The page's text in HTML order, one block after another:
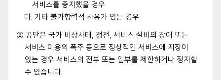
서비스를 중지했을 경우
다. 기타 불가항력적 사유가 있는 경우
② 공단은 국가 비상사태, 정전, 서비스 설비의 장애 또는
서비스 이용의 폭주 등으로 정상적인 서비스에 지장이
있는 경우 서비스의 전부 또는 일부를 제한하거나 정지할
수 있습니다.